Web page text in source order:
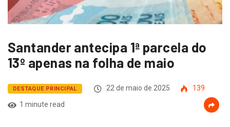
Santander antecipa 1ª parcela do
13º apenas na folha de maio
DESTAQUE PRINCIPAL 22 de maio de 2025
139
1 minute read